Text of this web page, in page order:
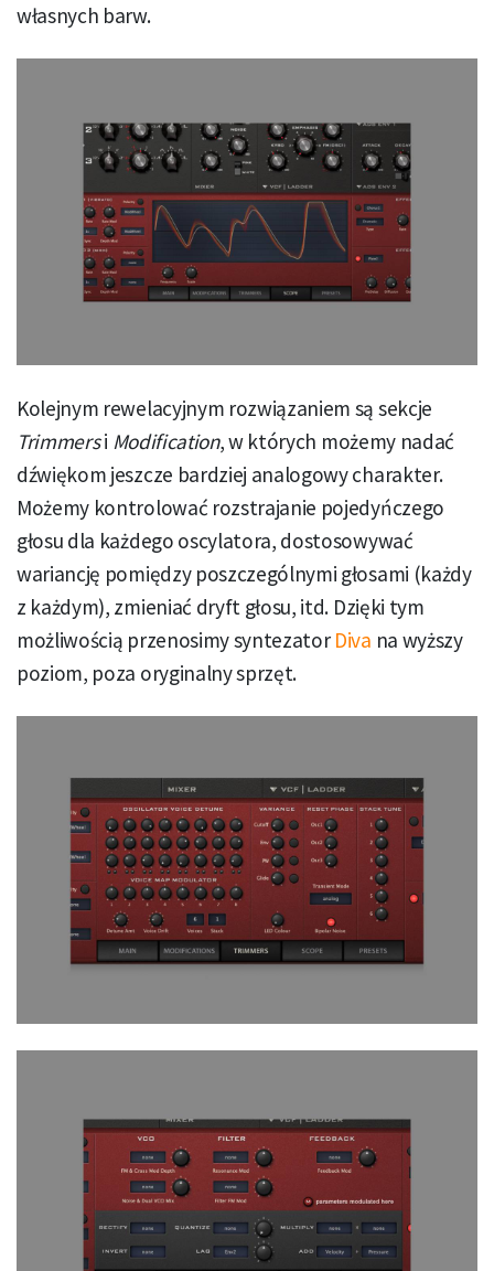
własnych barw.
Kolejnym rewelacyjnym rozwiązaniem są sekcje
Trimmersi Modification, w których możemy nadać
dźwiękom jeszcze bardziej analogowy charakter.
Możemy kontrolować rozstrajanie pojedyńczego
głosu dla każdego oscylatora, dostosowywać
wariancję pomiędzy poszczególnymi głosami (każdy
z każdym), zmieniać dryft głosu, itd. Dzięki tym
możliwością przenosimy syntezator Diva na wyższy
poziom, poza oryginalny sprzęt.